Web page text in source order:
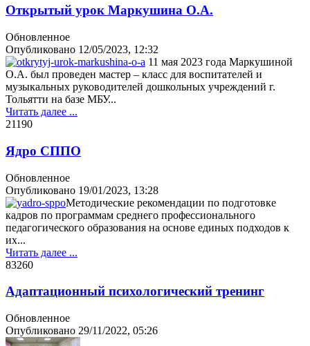
Открытый урок Маркушина О.А.
Обновленное
Опубликовано 12/05/2023, 12:32
11 мая 2023 года Маркушиной
О.А. был проведен мастер – класс для воспитателей и
музыкальных руководителей дошкольных учреждений г.
Тольятти на базе МБУ...
Читать далее ...
21190
Ядро СППО
Обновленное
Опубликовано 19/01/2023, 13:28
Методические рекомендации по подготовке
кадров по программам среднего профессионального
педагогического образования на основе единых подходов к
их...
Читать далее ...
83260
Адаптационный психологический тренинг
Обновленное
Опубликовано 29/11/2022, 05:26